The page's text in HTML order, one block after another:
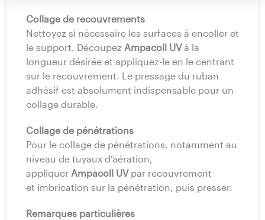
Collage de recouvrements
Nettoyez si nécessaire les surfaces à encoller et
le support. Découpez Ampacoll UVà la
longueur désirée et appliquez-le en le centrant
sur le recouvrement. Le pressage du ruban
adhésif est absolument indispensable pour un
collage durable.
Collage de pénétrations
Pour le collage de pénétrations, notamment au
niveau de tuyaux d’aération,
appliquer Ampacoll UVpar recouvrement
et imbrication sur la pénétration, puis presser.
Remarques particulières